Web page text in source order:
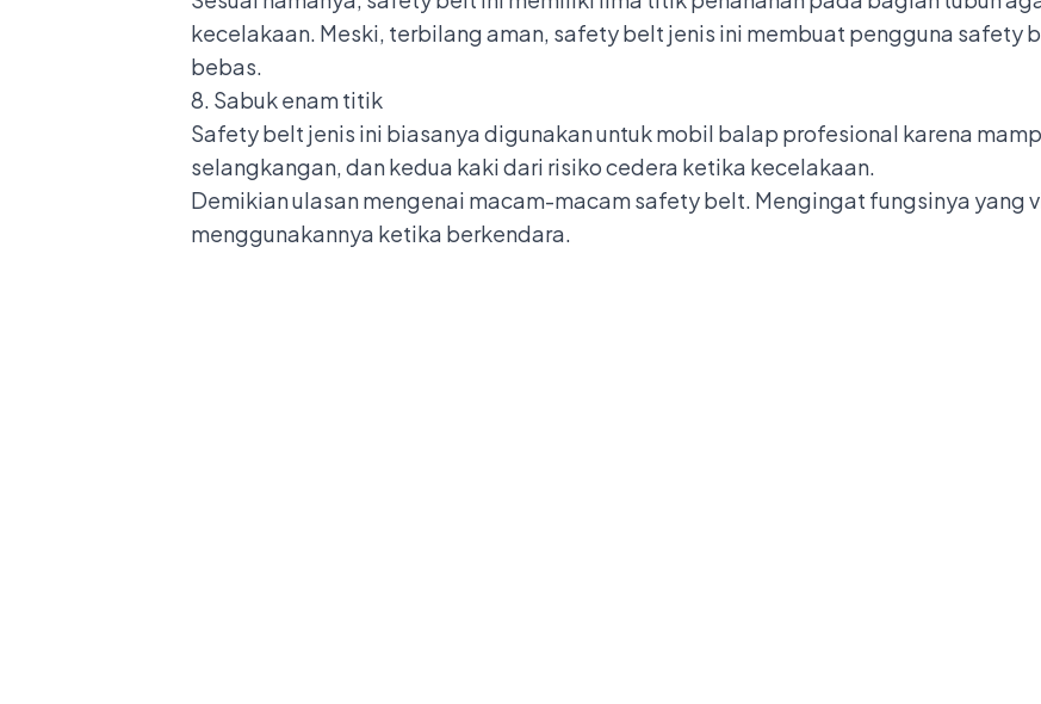
kecelakaan. Meski, terbilang aman, safety belt jenis ini membuat pengguna safety
bebas.
8. Sabuk enam titik
Safety belt jenis ini biasanya digunakan untuk mobil balap profesional karena
selangkangan, dan kedua kaki dari risiko cedera ketika kecelakaan.
Demikian ulasan mengenai macam-macam safety belt. Mengingat fungsinya yang
menggunakannya ketika berkendara.